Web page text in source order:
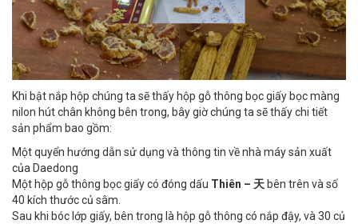
Khi bật nắp hộp chúng ta sẽ thấy hộp gỗ thông bọc giấy bọc màng
nilon hút chân không bên trong, bây giờ chúng ta sẽ thấy chi tiết
sản phẩm bao gồm:
Một quyển hướng dẫn sử dụng và thông tin về nhà máy sản xuất
của Daedong
Một hộp gỗ thông bọc giấy có đóng dấu Thiên – 天 bên trên và số
40 kích thước củ sâm.
Sau khi bóc lớp giấy, bên trong là hộp gỗ thông có nắp đậy, và 30 củ